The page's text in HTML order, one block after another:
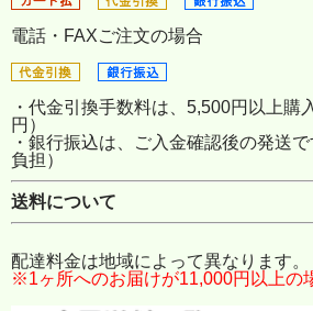
電話・FAXご注文の場合
・代金引換手数料は、5,500円以上購
円）
・銀行振込は、ご入金確認後の発送
負担）
送料について
配達料金は地域によって異なります。
※1ヶ所へのお届けが11,000円以上の